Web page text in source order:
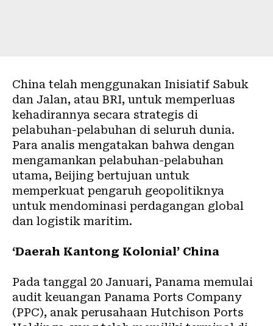
China telah menggunakan Inisiatif Sabuk
dan Jalan, atau BRI, untuk memperluas
kehadirannya secara strategis di
pelabuhan-pelabuhan di seluruh dunia.
Para analis mengatakan bahwa dengan
mengamankan pelabuhan-pelabuhan
utama, Beijing bertujuan untuk
memperkuat pengaruh geopolitiknya
untuk mendominasi perdagangan global
dan logistik maritim.
‘Daerah Kantong Kolonial’ China
Pada tanggal 20 Januari, Panama memulai
audit keuangan Panama Ports Company
(PPC), anak perusahaan Hutchison Ports